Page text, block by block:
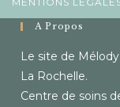
À Propos
Le site de
La Rochelle.
Centre de soins